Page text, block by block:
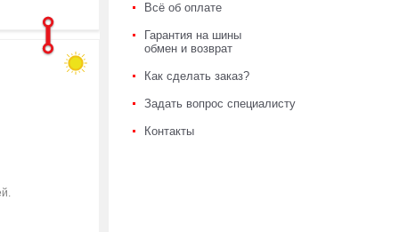
Всё об оплате
Гарантия на шины
обмен и возврат
Как сделать заказ?
Задать вопрос специалисту
Контакты